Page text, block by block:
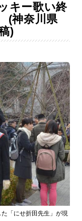
キー歌い終
(神奈川県
)
「にせ折田先生」が現